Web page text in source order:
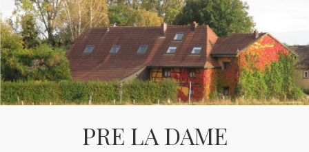
Skip
to
content
PRE LA DAME